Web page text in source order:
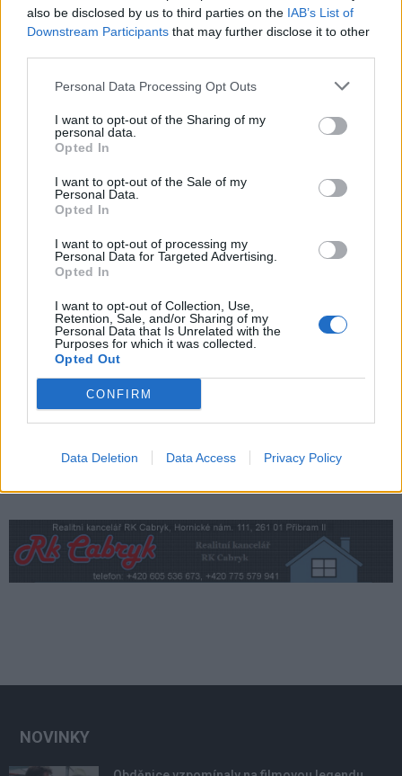
also be disclosed by us to third parties on the IAB’s List of
Downstream Participants that may further disclose it to other
Personal Data Processing Opt Outs
I want to opt-out of the Sharing of my
personal data.
Opted In
I want to opt-out of the Sale of my
Personal Data.
Opted In
I want to opt-out of processing my
Personal Data for Targeted Advertising.
Opted In
I want to opt-out of Collection, Use,
Retention, Sale, and/or Sharing of my
Personal Data that Is Unrelated with the
Purposes for which it was collected.
Opted Out
CONFIRM
Data Deletion Data Access Privacy Policy
VÍCE OD AUTORA
Zpravodajství
Většina koupališť na Příbramsku nabízí
výborné podmínky. Horší voda je jen na
Živohošti
Zpravodajství
Přibudou i tři nové poblíž Svaté Hory
Zpravodajství
Středočeský kraj upravil pravidla soutěže.
Obce nově získají body i za předcházení
vzniku odpadu
NOVINKY